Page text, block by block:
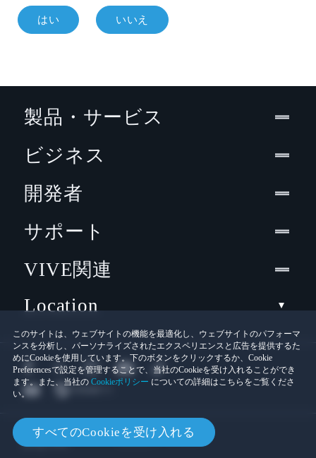
はい いいえ
このサイトは、ウェブサイトの機能を最適化し、ウェブサイトのパフォーマ
ンスを分析し、パーソナライズされたエクスペリエンスと広告を提供するた
めにCookieを使用しています。下のボタンをクリックするか、Cookie
Preferencesで設定を管理することで、当社のCookieを受け入れることができ
ます。また、当社の Cookieポリシー についての詳細はこちらをご覧くださ
い。
すべてのCookieを受け入れる
製品・サービス
ビジネス
開発者
サポート
VIVE関連
Location
© 2011-2026 HTC Corporation
法的情報
Cookies